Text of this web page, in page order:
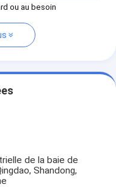
ou au besoin
de la baie de
Shandong,